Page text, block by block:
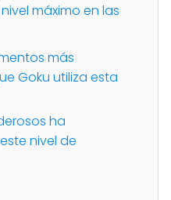
máximo en las
más
Goku utiliza esta
ha
nivel de